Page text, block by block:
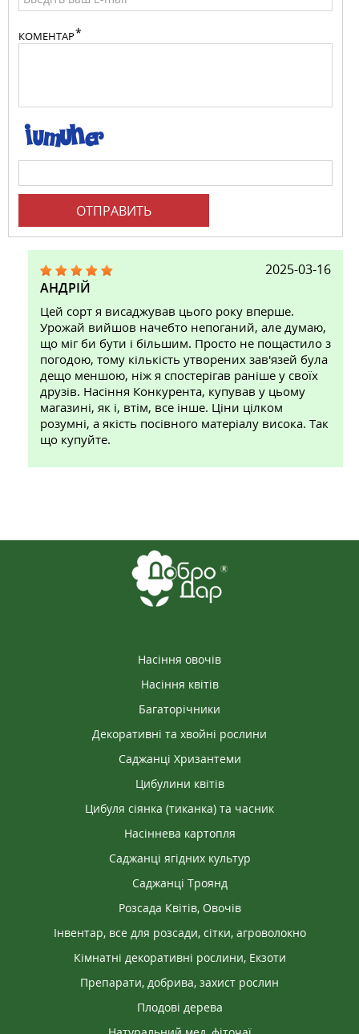
КОМЕНТАР
ОТПРАВИТЬ
2025-03-16
АНДРІЙ
Цей сорт я висаджував цього року вперше.
Урожай вийшов начебто непоганий, але думаю,
що міг би бути і більшим. Просто не пощастило з
погодою, тому кількість утворених зав'язей була
дещо меншою, ніж я спостерігав раніше у своїх
друзів. Насіння Конкурента, купував у цьому
магазині, як і, втім, все інше. Ціни цілком
розумні, а якість посівного матеріалу висока. Так
що купуйте.
Насіння овочів
Насіння квітів
Багаторічники
Декоративні та хвойні рослини
Саджанці Хризантеми
Цибулини квітів
Цибуля сіянка (тиканка) та часник
Насіннева картопля
Саджанці ягідних культур
Саджанці Троянд
Розсада Квітів, Овочів
Інвентар, все для розсади, сітки, агроволокно
Кімнатні декоративні рослини, Екзоти
Препарати, добрива, захист рослин
Плодові дерева